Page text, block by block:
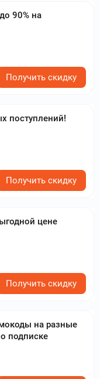
90% на
Получить скидку
поступлений!
Получить скидку
цене
Получить скидку
на разные
подписке